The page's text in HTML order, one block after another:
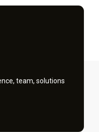
team, solutions